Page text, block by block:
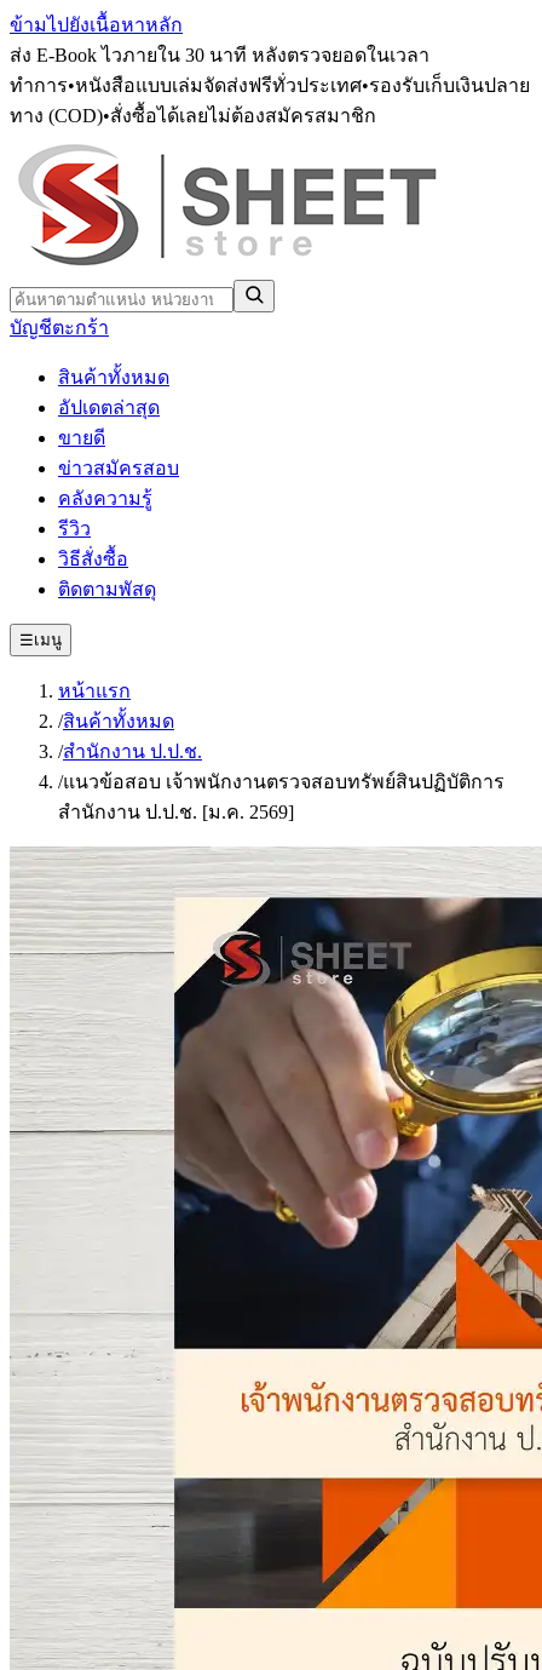
ข้ามไปยังเนื้อหาหลัก
ส่ง E-Book ไวภายใน 30 นาที หลังตรวจยอดในเวลา
ทำการ•หนังสือแบบเล่มจัดส่งฟรีทั่วประเทศ•รองรับเก็บเงินปลาย
ทาง (COD)•สั่งซื้อได้เลยไม่ต้องสมัครสมาชิก
บัญชีตะกร้า
สินค้าทั้งหมด
อัปเดตล่าสุด
ขายดี
ข่าวสมัครสอบ
คลังความรู้
รีวิว
วิธีสั่งซื้อ
ติดตามพัสดุ
☰เมนู
หน้าแรก
/สินค้าทั้งหมด
/สำนักงาน ป.ป.ช.
/แนวข้อสอบ เจ้าพนักงานตรวจสอบทรัพย์สินปฏิบัติการ
สำนักงาน ป.ป.ช. [ม.ค. 2569]